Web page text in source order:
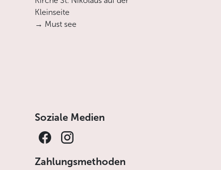
Kleinseite
→ Must see
Soziale Medien
Zahlungsmethoden